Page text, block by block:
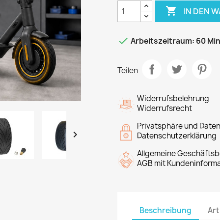

 IN DEN
 Arbeitszeitraum: 60
Teilen
Widerrufsbelehrung
Widerrufsrecht
Privatsphäre und
Datenschutzerklärung
Allgemeine
AGB mit
Beschreibung